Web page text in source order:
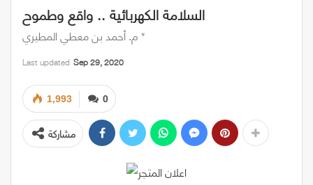
السلامة الكهربائية .. واقع وطموح
م. أحمد بن معطي المطيري *
Last updated Sep 29, 2020
0
1,993
مشاركة